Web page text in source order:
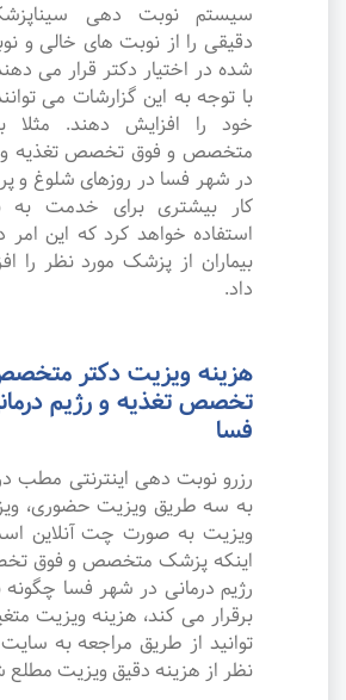
سیستم نوبت دهی
دقیقی را از نوبت های خالی و
شده در اختیار دکتر قرار می
با توجه به این گزارشات می
خود را افزایش دهند. مثلا
متخصص و فوق تخصص تغذیه و
در شهر فسا در روزهای شلوغ و پر
کار بیشتری برای خدمت به
استفاده خواهد کرد که این
بیماران از پزشک مورد نظر را
داد.
هزینه ویزیت دکتر
تخصص تغذیه و رژیم
فسا
رزرو نوبت دهی اینترنتی مطب
به سه طریق ویزیت حضوری،
ویزیت به صورت چت آنلاین
اینکه پزشک متخصص و فوق
رژیم درمانی در شهر فسا چگونه
برقرار می کند، هزینه ویزیت
توانید از طریق مراجعه به
نظر از هزینه دقیق ویزیت مطلع